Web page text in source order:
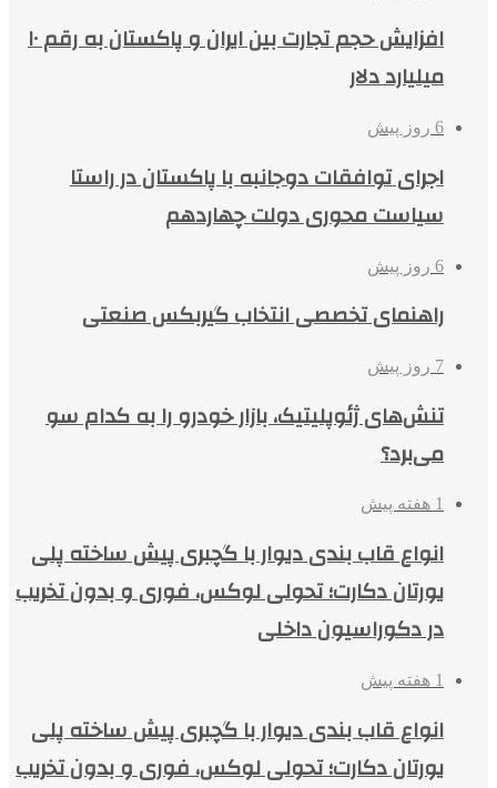
افزایش حجم تجارت بین ایران و پاکستان به رقم ۱۰
میلیارد دلار
6 روز پیش
اجرای توافقات دوجانبه با پاکستان در راستا
سیاست محوری دولت چهاردهم
6 روز پیش
راهنمای تخصصی انتخاب گیربکس صنعتی
7 روز پیش
تنش‌های ژئوپلیتیک، بازار خودرو را به کدام سو
می‌برد؟
1 هفته پیش
انواع قاب بندی دیوار با گچبری پیش ساخته پلی
یورتان دکارت؛ تحولی لوکس، فوری و بدون تخریب
در دکوراسیون داخلی
1 هفته پیش
انواع قاب بندی دیوار با گچبری پیش ساخته پلی
یورتان دکارت؛ تحولی لوکس، فوری و بدون تخریب